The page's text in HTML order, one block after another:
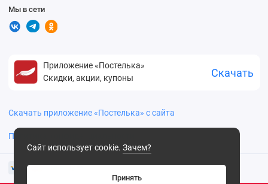
Сайт использует cookie. Зачем?
Принять
Мы в сети
Приложение «Постелька»
Скидки, акции, купоны
Скачать
Скачать приложение «Постелька» с сайта
Политика конфиденциальности